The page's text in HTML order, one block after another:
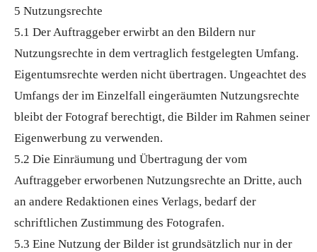
5 Nutzungsrechte
5.1 Der Auftraggeber erwirbt an den Bildern nur
Nutzungsrechte in dem vertraglich festgelegten Umfang.
Eigentumsrechte werden nicht übertragen. Ungeachtet des
Umfangs der im Einzelfall eingeräumten Nutzungsrechte
bleibt der Fotograf berechtigt, die Bilder im Rahmen seiner
Eigenwerbung zu verwenden.
5.2 Die Einräumung und Übertragung der vom
Auftraggeber erworbenen Nutzungsrechte an Dritte, auch
an andere Redaktionen eines Verlags, bedarf der
schriftlichen Zustimmung des Fotografen.
5.3 Eine Nutzung der Bilder ist grundsätzlich nur in der